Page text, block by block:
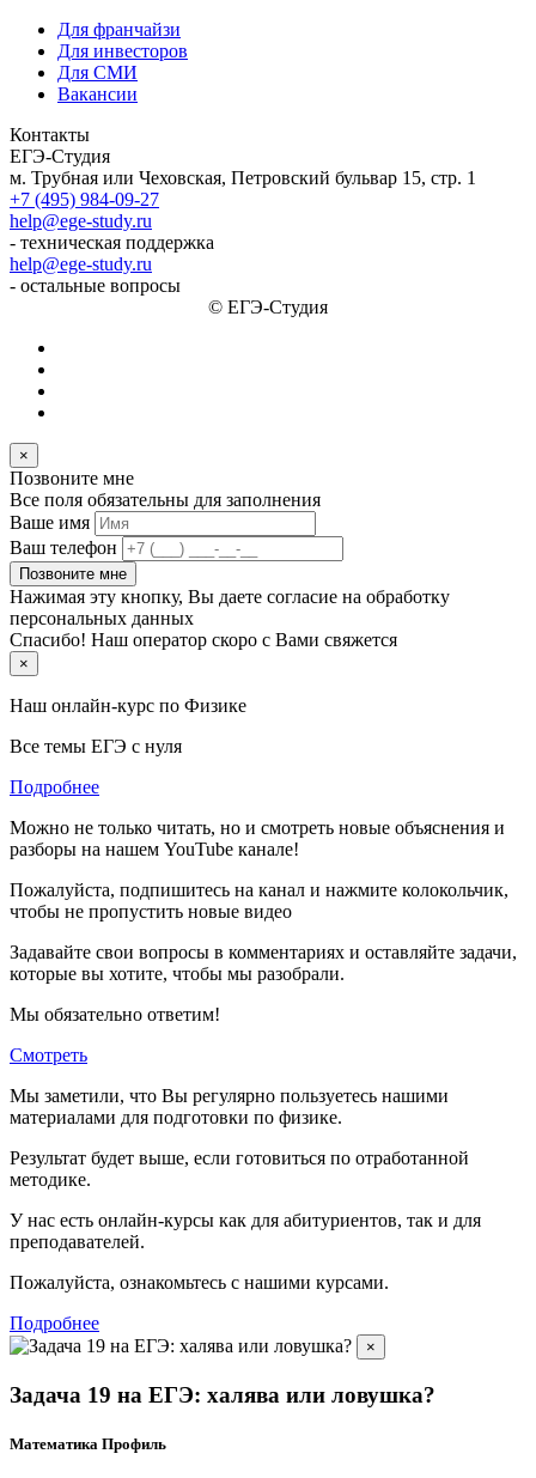
Для франчайзи
Для инвесторов
Для СМИ
Вакансии
Контакты
ЕГЭ-Студия
м. Трубная или Чеховская, Петровский бульвар 15, стр. 1
+7 (495) 984-09-27
help@ege-study.ru
- техническая поддержка
help@ege-study.ru
- остальные вопросы
© ЕГЭ-Студия
×
Позвоните мне
Все поля обязательны для заполнения
Ваше имя
Ваш телефон
Позвоните мне
Нажимая эту кнопку, Вы даете согласие на обработку
персональных данных
Спасибо! Наш оператор скоро с Вами свяжется
×
Наш онлайн-курс по Физике
Все темы ЕГЭ с нуля
Подробнее
Можно не только читать, но и смотреть новые объяснения и
разборы на нашем YouTube канале!
Пожалуйста, подпишитесь на канал и нажмите колокольчик,
чтобы не пропустить новые видео
Задавайте свои вопросы в комментариях и оставляйте задачи,
которые вы хотите, чтобы мы разобрали.
Мы обязательно ответим!
Смотреть
Мы заметили, что Вы регулярно пользуетесь нашими
материалами для подготовки по физике.
Результат будет выше, если готовиться по отработанной
методике.
У нас есть онлайн-курсы как для абитуриентов, так и для
преподавателей.
Пожалуйста, ознакомьтесь с нашими курсами.
Подробнее
×
Задача 19 на ЕГЭ: халява или ловушка?
Математика Профиль